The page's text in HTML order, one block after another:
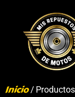
Inicio/ Productos